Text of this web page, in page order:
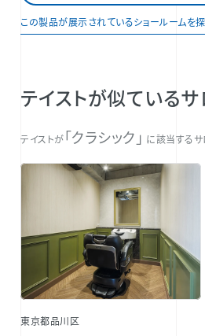
この製品が展示されているショールームを
テイストが似ている
テイストが「クラシック」 に該当するサ
東京都品川区